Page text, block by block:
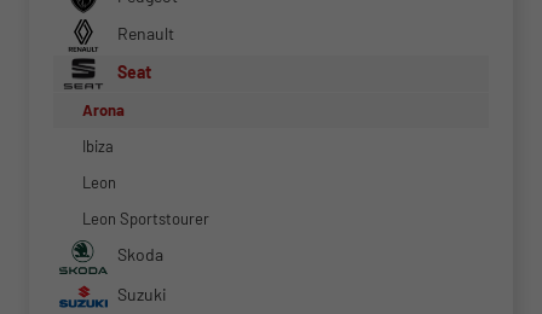
Renault
Seat
Arona
Ibiza
Leon
Leon Sportstourer
Skoda
Suzuki